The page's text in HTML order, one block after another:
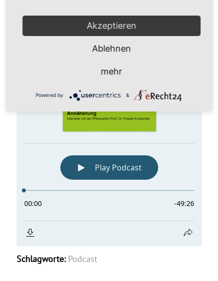
Schlagworte: Podcast
Akzeptieren
Ablehnen
mehr
Powered by &